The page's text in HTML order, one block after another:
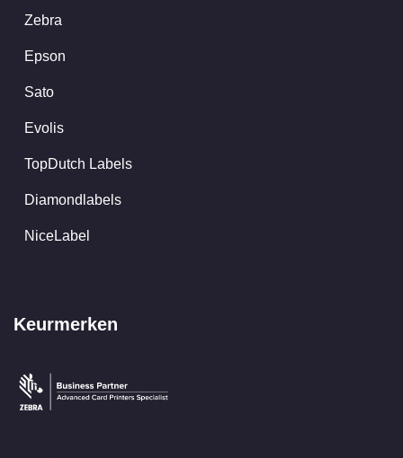
Zebra
Epson
Sato
Evolis
TopDutch Labels
Diamondlabels
NiceLabel
Keurmerken